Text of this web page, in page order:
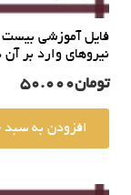
فایل آموزشی
نیروهای وارد بر
تومان50.000
افزودن به سبد